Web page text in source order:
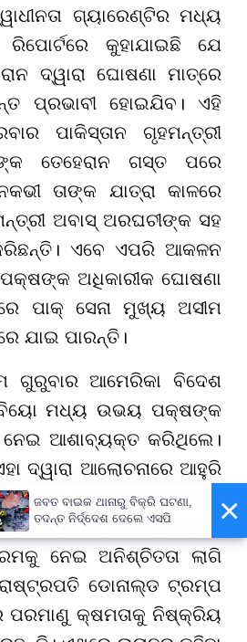
ଗ୍ୟାରେଣ୍ଟିର ମଧ୍ୟ
କୁହାଯାଇଛି ଯେ
ଦ୍ୱାରା ଘୋଷଣା ମାତ୍ରେ
ପ୍ରଭାବୀ ହୋଇଯିବ। ଏହି
ପାକିସ୍ତାନ ଗୃହମନ୍ତ୍ରୀ
ତେହେରାନ ଗସ୍ତ ପରେ
ତାଙ୍କ ଯାତ୍ରା କାଳରେ
ଅବାସ୍ ଅରଘଚୀଙ୍କ ସହ
ଏବେ ଏପରି ଆକଳନ
ଅଧିକାରୀକ ଘୋଷଣା
ପାକ୍ ସେନା ମୁଖ୍ୟ ଅସୀମ
ଯାଇ ପାରନ୍ତି।
ଗୁରୁବାର ଆମେରିକା ବିଦେଶ
ରୁବିୟୋ ମଧ୍ୟ ଉଭୟ ପକ୍ଷଙ୍କ
ନେଇ ଆଶାବ୍ୟକ୍ତ କରିଥିଲେ।
ଦ୍ୱାରା ଆଲୋଚନାରେ ଆହୁରି
ଯଦିଓ ଆମେରିକା ଓ ଇରାନ
ଜାରି ରହିଛି ତେବେ ଇରାନର
ନେଇ ଅନିଶ୍ଚିତତା ଲାଗି
ଡୋନାଲ୍ଡ ଟ୍ରମ୍ପ
ପରମାଣୁ କ୍ଷମତାକୁ ନିଷ୍କ୍ରିୟ
×
ଜବତ ବାଇକ ଥାନାରୁ ବିକ୍ରି ଘଟଣା,
ତଦନ୍ତ ନିର୍ଦ୍ଦେଶ ଦେଲେ ଏସପି